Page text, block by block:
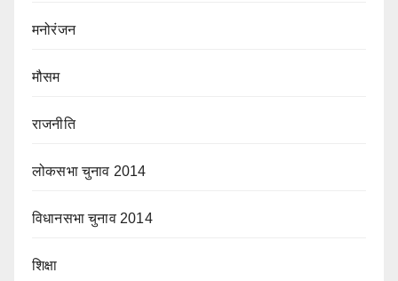
मनोरंजन
मौसम
राजनीति
लोकसभा चुनाव 2014
विधानसभा चुनाव 2014
शिक्षा